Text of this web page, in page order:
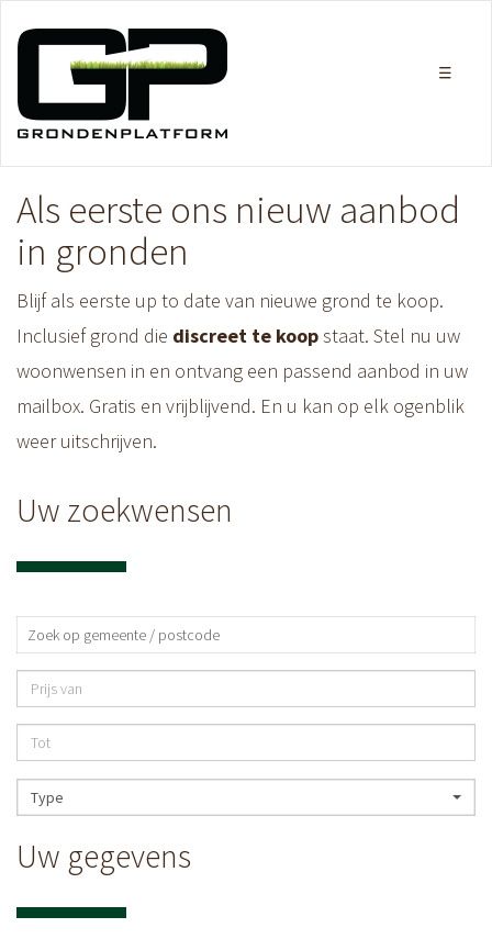
Als eerste ons nieuw aanbod
in gronden
Blijf als eerste up to date van nieuwe grond te koop.
Inclusief grond die discreet te koopstaat. Stel nu uw
woonwensen in en ontvang een passend aanbod in uw
mailbox. Gratis en vrijblijvend. En u kan op elk ogenblik
weer uitschrijven.
Uw zoekwensen
Type
Uw gegevens